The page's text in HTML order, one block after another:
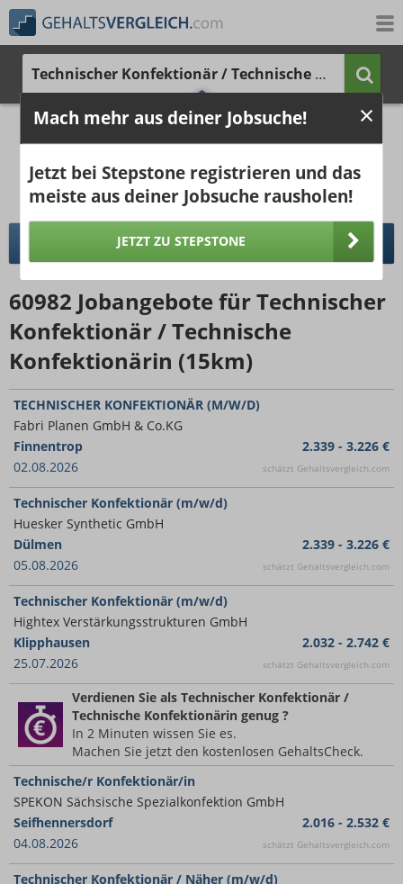
Ergebnisse verbessern -
jetzt Ort hinzufügen!
Ort hinzufügen
Technischer Konfektionär / Technische Konfektionärin
2.716 € 4.314 €
Bruttogehalt bei 40 Wochenstunden.
pro Jahr pro Monat
DETAILLIERTER GEHALTSVERGLEICH
60982 Jobangebotefür Technischer
Konfektionär / Technische
Konfektionärin (15km)
TECHNISCHER KONFEKTIONÄR (M/W/D)
Fabri Planen GmbH & Co.KG
Finnentrop
02.08.2026
2.339 - 3.226 €
schätzt Gehaltsvergleich.com
Technischer Konfektionär (m/w/d)
Huesker Synthetic GmbH
Dülmen
05.08.2026
2.339 - 3.226 €
schätzt Gehaltsvergleich.com
Technischer Konfektionär (m/w/d)
Hightex Verstärkungsstrukturen GmbH
Klipphausen
25.07.2026
2.032 - 2.742 €
schätzt Gehaltsvergleich.com
Verdienen Sie als Technischer Konfektionär /
Technische Konfektionärin genug ?
In 2 Minuten wissen Sie es.
Machen Sie jetzt den kostenlosen GehaltsCheck.
Technische/r Konfektionär/in
SPEKON Sächsische Spezialkonfektion GmbH
Seifhennersdorf
04.08.2026
2.016 - 2.532 €
schätzt Gehaltsvergleich.com
Technischer Konfektionär / Näher (m/w/d)
Mach mehr aus deiner Jobsuche!
Jetzt bei Stepstone registrieren und das
meiste aus deiner Jobsuche rausholen!
JETZT ZU STEPSTONE